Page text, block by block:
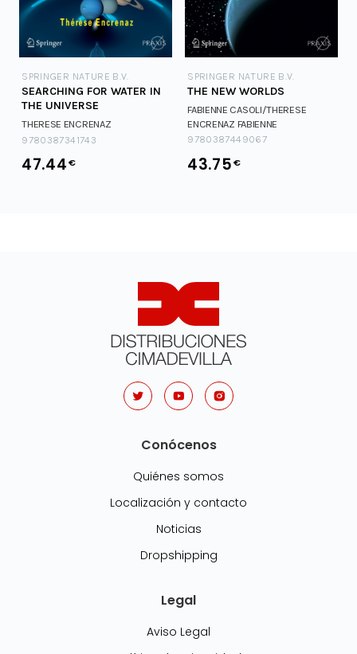
SPRINGER NATURE B.V.
SEARCHING FOR WATER IN
THE UNIVERSE
THERESE ENCRENAZ
9780387341743
47.44€
SPRINGER NATURE B.V.
THE NEW WORLDS
FABIENNE CASOLI/THERESE
ENCRENAZ FABIENNE
CASOLI/THERESE ENCRENAZ
9780387449067
43.75€
Conócenos
Quiénes somos
Localización y contacto
Noticias
Dropshipping
Legal
Aviso Legal